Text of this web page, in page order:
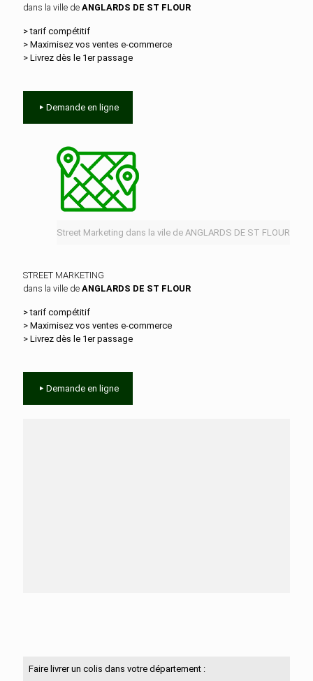
dans la ville de ANGLARDS DE ST FLOUR
> tarif compétitif
> Maximisez vos ventes e‑commerce
> Livrez dès le 1er passage
Demande en ligne
Street Marketing dans la vile de ANGLARDS DE ST FLOUR
STREET MARKETING
dans la ville de ANGLARDS DE ST FLOUR
> tarif compétitif
> Maximisez vos ventes e‑commerce
> Livrez dès le 1er passage
Demande en ligne
Faire livrer un colis dans votre département :